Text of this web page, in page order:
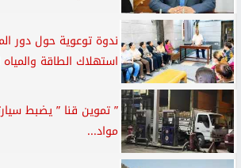
ندوة توعوية حول دور
استهلاك الطاقة
مواد...